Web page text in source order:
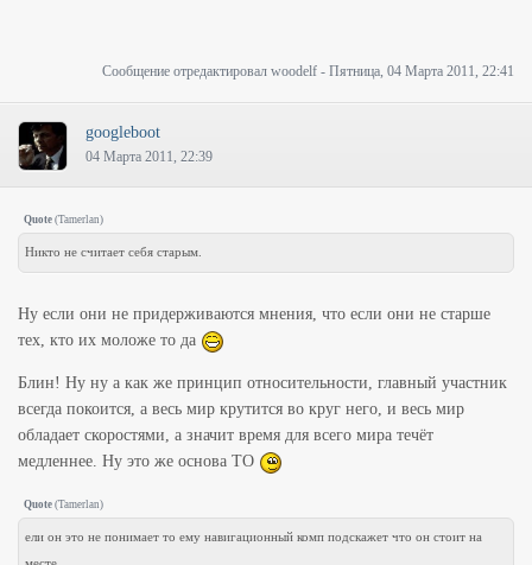
Сообщение отредактировал woodelf - Пятница, 04 Марта 2011, 22:41
googleboot
04 Марта 2011, 22:39
Quote (Tamerlan)
Никто не считает себя старым.
Ну если они не придерживаются мнения, что если они не старше
тех, кто их моложе то да
Блин! Ну ну а как же принцип относительности, главный участник
всегда покоится, а весь мир крутится во круг него, и весь мир
обладает скоростями, а значит время для всего мира течёт
медленнее. Ну это же основа ТО
Quote (Tamerlan)
ели он это не понимает то ему навигационный комп подскажет что он стоит на